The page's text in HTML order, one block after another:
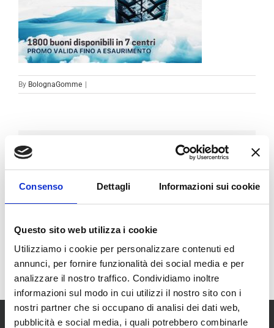
Consenso Dettagli Informazioni sui cookie
Questo sito web utilizza i cookie
Utilizziamo i cookie per personalizzare contenuti ed
annunci, per fornire funzionalità dei social media e per
analizzare il nostro traffico. Condividiamo inoltre
informazioni sul modo in cui utilizzi il nostro sito con i
nostri partner che si occupano di analisi dei dati web,
pubblicità e social media, i quali potrebbero combinarle
By BolognaGomme
Condividi sui social